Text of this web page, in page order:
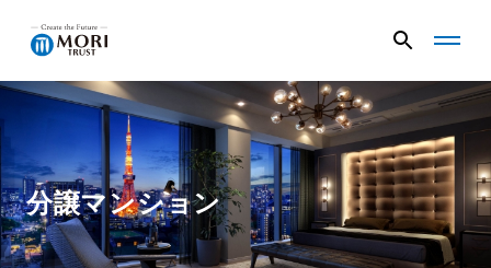
G
o
a
l
N
a
v
メ
G
o
a
l
N
a
v
メ
企業情報
ニュース
分譲マンション